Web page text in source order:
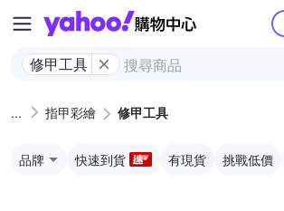
Yahoo購物
修甲工具
指甲彩繪 修甲工具
品牌 快速到貨 有現貨 挑戰低價